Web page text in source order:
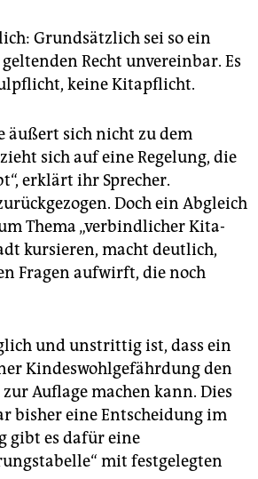
Grundsätzlich sei so ein
Recht unvereinbar. Es
keine Kitapflicht.
äußert sich nicht zu dem
sich auf eine Regelung, die
erklärt ihr Sprecher.
Doch ein Abgleich
Thema „verbindlicher Kita-
kursieren, macht deutlich,
Fragen aufwirft, die noch
und unstrittig ist, dass ein
Kindeswohlgefährdung den
Auflage machen kann. Dies
bisher eine Entscheidung im
gibt es dafür eine
mit festgelegten